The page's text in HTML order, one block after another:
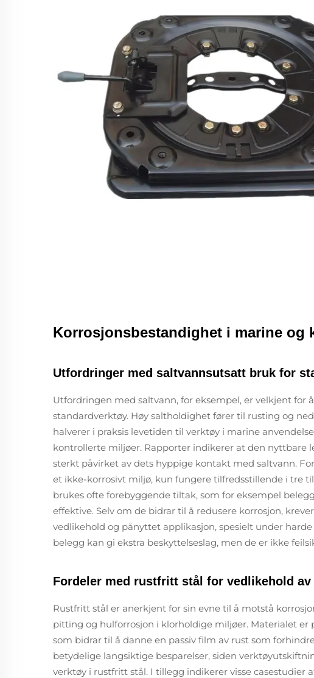
Korrosjonsbestandighet i marine og
Utfordringer med saltvannsutsatt bruk for
Utfordringen med saltvann, for eksempel, er velkjent for
standardverktøy. Høy saltholdighet fører til rusting og
halverer i praksis levetiden til verktøy i marine
kontrollerte miljøer. Rapporter indikerer at den nyttbare
sterkt påvirket av dets hyppige kontakt med saltvann.
et ikke-korrosivt miljø, kun fungere tilfredsstillende i tre
brukes ofte forebyggende tiltak, som for eksempel
effektive. Selv om de bidrar til å redusere korrosjon,
vedlikehold og pånyttet applikasjon, spesielt under
belegg kan gi ekstra beskyttelseslag, men de er ikke
Fordeler med rustfritt stål for vedlikehold av
Rustfritt stål er anerkjent for sin evne til å motstå
pitting og hulforrosjon i klorholdige miljøer. Materialet
som bidrar til å danne en passiv film av rust som
betydelige langsiktige besparelser, siden
verktøy i rustfritt stål. I tillegg indikerer visse casestudier